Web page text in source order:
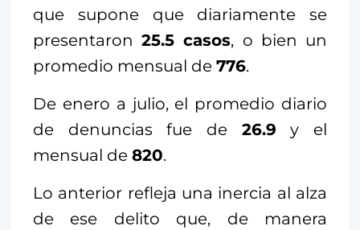
que supone que diariamente se
presentaron25.5 casos, o bien un
promedio mensual de 776.
De enero a julio, el promedio diario
de denuncias fue de 26.9 y el
mensual de 820.
Lo anterior refleja una inercia al alza
de ese delito que, de manera